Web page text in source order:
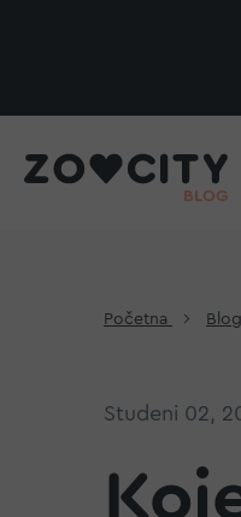
Početna Blog
Studeni 02,